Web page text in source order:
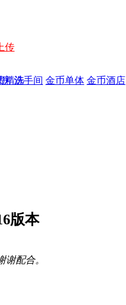
精选
传
房 洗手间 金币单体 金币酒店
版本
配合。